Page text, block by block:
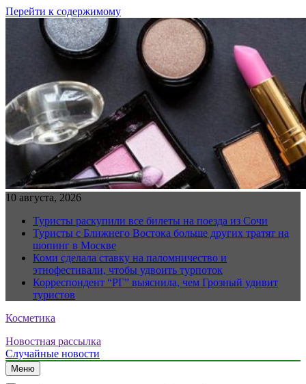
Перейти к содержимому
10 августа, 2026
Туристы раскупили все билеты на поезда из Сочи
Туристы с Ближнего Востока больше других тратят на
шопинг в Москве
Коми сделала ставку на паломничество и
этнофестивали, чтобы удвоить турпоток
Корреспондент “РГ” выяснила, чем Грозный удивит
туристов
Косметика
Новостная рассылка
Случайные новости
Меню